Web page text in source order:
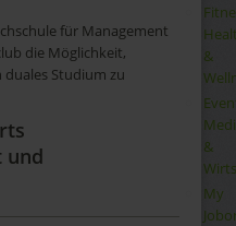
&
&
My
für Management
die Möglichkeit,
Studium zu
und